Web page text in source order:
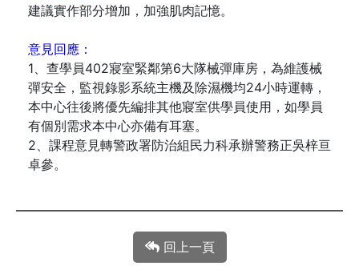
建議實作部分增加，加強肌肉記憶。
意見回應：
1、查學員402寢室緊鄰第6大隊械彈庫房，為維護械
彈安全，監視錄影系統主機及除濕機均24小時運轉，
本中心往後將優先編排其他寢室供學員使用，如學員
有個別需求本中心亦備有耳塞。
2、課程意見轉警政署防治組民力科承辦警務正吳梓亘
卓參。
回上一頁